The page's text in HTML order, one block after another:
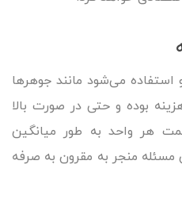
می‌شود مانند جوهرها
بوده و حتی در صورت بالا
هر واحد به طور میانگین
منجر به مقرون به صرفه